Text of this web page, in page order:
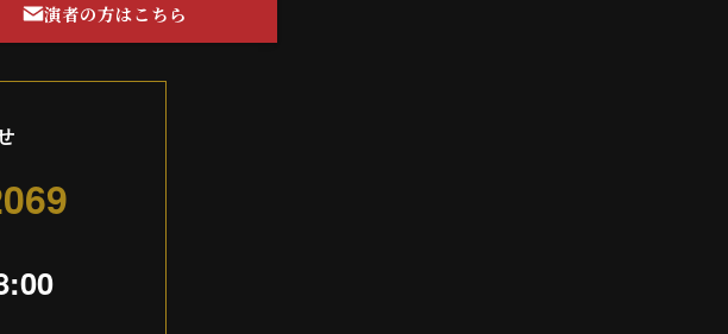
演者の方はこちら